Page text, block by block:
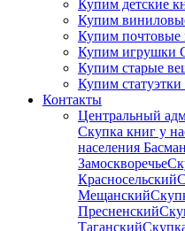
Купим детские
Купим
Купим почтовые
Купим игрушки
Купим старые
Купим
Контакты
Центральный
Скупка книг у
населения
Замоскворечье
Красносельский
Мещанский
Пресненский
Таганский